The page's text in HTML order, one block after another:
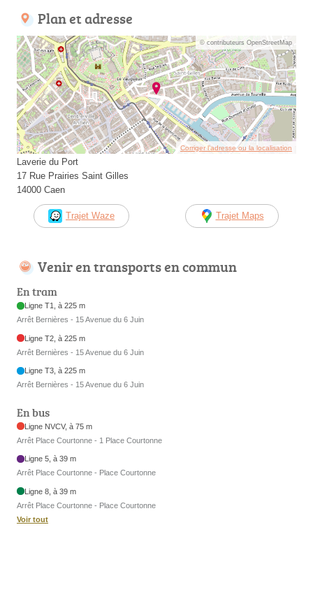
Plan et adresse
© contributeurs OpenStreetMap
Corriger l’adresse ou la localisation
Laverie du Port
17 Rue Prairies Saint Gilles
14000 Caen
Trajet Waze Trajet Maps
Venir en transports en commun
En tram
Ligne T1, à 225 m
Arrêt Bernières - 15 Avenue du 6 Juin
Ligne T2, à 225 m
Arrêt Bernières - 15 Avenue du 6 Juin
Ligne T3, à 225 m
Arrêt Bernières - 15 Avenue du 6 Juin
En bus
Ligne NVCV, à 75 m
Arrêt Place Courtonne - 1 Place Courtonne
Ligne 5, à 39 m
Arrêt Place Courtonne - Place Courtonne
Ligne 8, à 39 m
Arrêt Place Courtonne - Place Courtonne
Voir tout